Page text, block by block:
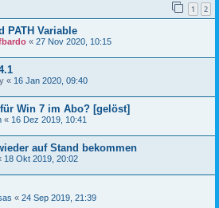
1 2
PATH Variable
« 27 Nov 2020, 10:15
« 16 Jan 2020, 09:40
Win 7 im Abo? [gelöst]
« 16 Dez 2019, 10:41
auf Stand bekommen
18 Okt 2019, 20:02
« 24 Sep 2019, 21:39